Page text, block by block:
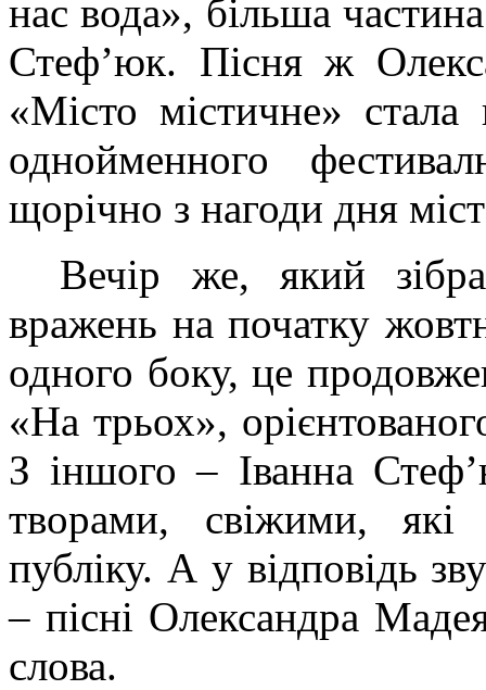
нас вода», більша
Стеф’юк. Пісня ж
«Місто містичне»
однойменного
щорічно з нагоди дня
Вечір же, який
вражень на початку
одного боку, це
«На трьох»,
З іншого – Іванна
творами, свіжими,
публіку. А у відповідь
– пісні Олександра
слова.